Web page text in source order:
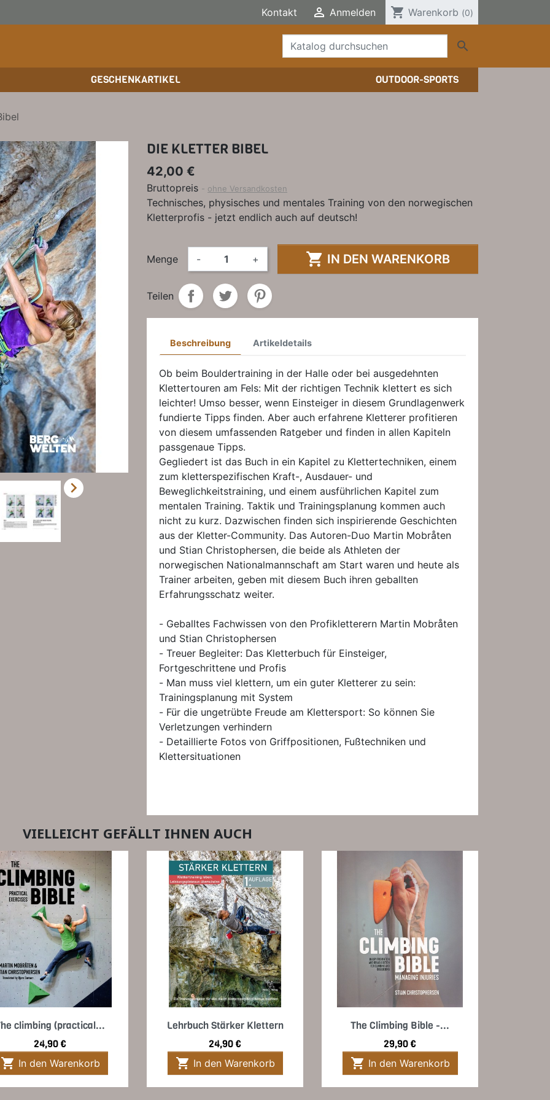
Kontakt  Anmelden shopping_cart Warenkorb (0)

TRAINING
SPIELE, T-SHIRTS, SONSTIGES
GESCHENKARTIKEL OUTDOOR-SPORTS
OUTDOOR-KALENDER

DIE KLETTER BIBEL
42,00 €
Bruttopreis ohne Versandkosten
Technisches, physisches und mentales Training von den norwegischen
Kletterprofis - jetzt endlich auch auf deutsch!
Menge - +  IN DEN WARENKORB
Teilen
Beschreibung Artikeldetails
Ob beim Bouldertraining in der Halle oder bei ausgedehnten
Klettertouren am Fels: Mit der richtigen Technik klettert es sich
leichter! Umso besser, wenn Einsteiger in diesem Grundlagenwerk
fundierte Tipps finden. Aber auch erfahrene Kletterer profitieren
von diesem umfassenden Ratgeber und finden in allen Kapiteln
passgenaue Tipps.
Gegliedert ist das Buch in ein Kapitel zu Klettertechniken, einem
zum kletterspezifischen Kraft-, Ausdauer- und
Beweglichkeitstraining, und einem ausführlichen Kapitel zum
mentalen Training. Taktik und Trainingsplanung kommen auch
nicht zu kurz. Dazwischen finden sich inspirierende Geschichten
aus der Kletter-Community. Das Autoren-Duo Martin Mobråten
und Stian Christophersen, die beide als Athleten der
norwegischen Nationalmannschaft am Start waren und heute als
Trainer arbeiten, geben mit diesem Buch ihren geballten
Erfahrungsschatz weiter.
- Geballtes Fachwissen von den Profikletterern Martin Mobråten
und Stian Christophersen
- Treuer Begleiter: Das Kletterbuch für Einsteiger,
Fortgeschrittene und Profis
- Man muss viel klettern, um ein guter Kletterer zu sein:
Trainingsplanung mit System
- Für die ungetrübte Freude am Klettersport: So können Sie
Verletzungen verhindern
- Detaillierte Fotos von Griffpositionen, Fußtechniken und
Klettersituationen
VIELLEICHT GEFÄLLT IHNEN AUCH
 Vorschau
climbing (practical...
Preis
24,90 €
 In den Warenkorb
 Vorschau
Lehrbuch Stärker Klettern
Preis
24,90 €
 In den Warenkorb
 Vorschau
The Climbing Bible -...
Preis
29,90 €
 In den Warenkorb